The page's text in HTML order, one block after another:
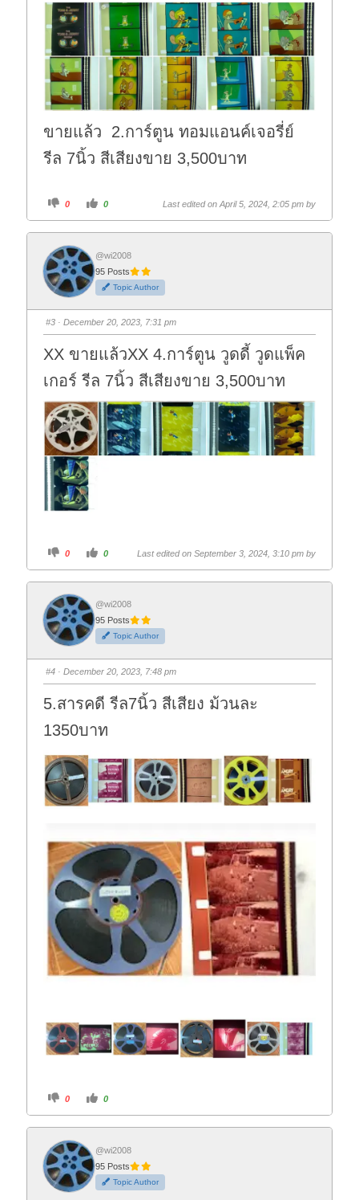
n
.
ขายแล้ว 2.การ์ตูน ทอมแอนค์เจอรี่ย์
รีล 7นิ้ว สีเสียงขาย 3,500บาท
C
i
k
f
o
r
t
h
u
m
d
o
n
.
0
C
i
k
o
r
t
h
u
m
u
p
0 Last edited on April 5, 2024, 2:05 pm by
@wi2008
95 Posts
Topic Author
#3 · December 20, 2023, 7:31 pm
XX ขายแล้วXX 4.การ์ตูน วูดดี้ วูดแพ็ค
เกอร์ รีล 7นิ้ว สีเสียงขาย 3,500บาท
C
i
k
f
o
r
t
h
u
m
d
o
n
.
0
C
i
k
o
r
t
h
u
m
u
p
0 Last edited on September 3, 2024, 3:10 pm by
@wi2008
95 Posts
Topic Author
#4 · December 20, 2023, 7:48 pm
5.สารคดี รีล7นิ้ว สีเสียง ม้วนละ
1350บาท
C
i
f
o
r
t
h
u
m
0
C
i
o
r
t
h
u
m
0
@wi2008
95 Posts
Topic Author